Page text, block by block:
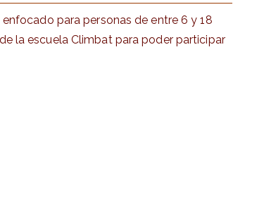
para personas de entre 6 y 18
la escuela Climbat para poder participar